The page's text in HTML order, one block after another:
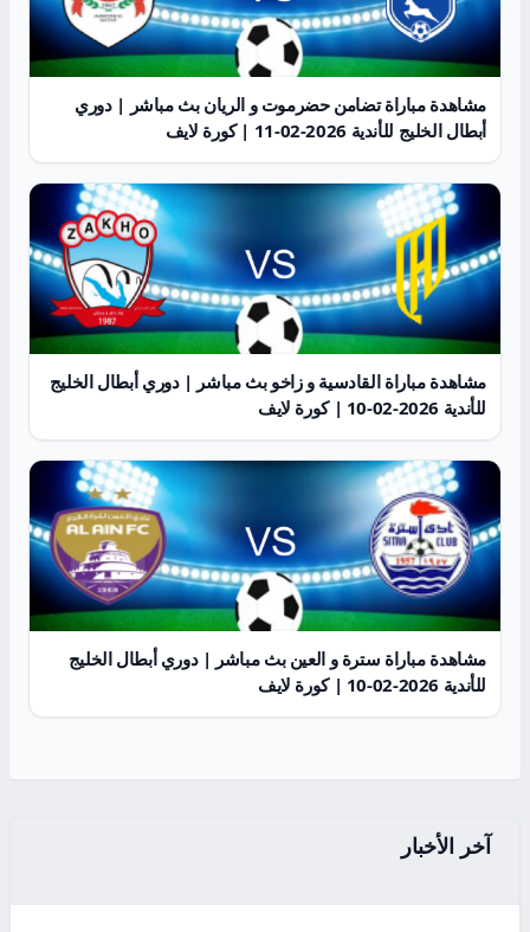
مشاهدة مباراة تضامن حضرموت و الريان بث مباشر | دوري
أبطال الخليج للأندية 2026-02-11 | كورة لايف
مشاهدة مباراة القادسية و زاخو بث مباشر | دوري أبطال الخليج
للأندية 2026-02-10 | كورة لايف
مشاهدة مباراة سترة و العين بث مباشر | دوري أبطال الخليج
للأندية 2026-02-10 | كورة لايف
آخر الأخبار